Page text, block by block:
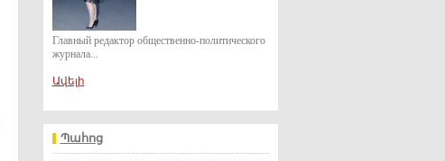
Главный редактор общественно-политического
журнала...
Ավելի
Պահոց